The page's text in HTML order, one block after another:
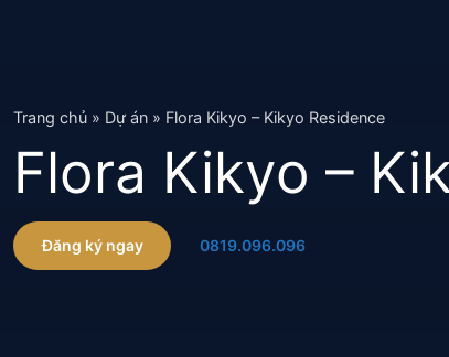
Trang chủ » Dự án » Flora Kikyo – Kikyo Residence
Flora Kikyo –
Đăng ký ngay 0819.096.096